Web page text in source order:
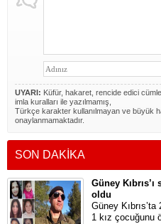
UYARI: Küfür, hakaret, rencide edici
imla kuralları ile yazılmamış,
Türkçe karakter kullanılmayan ve büyük
onaylanmamaktadır.
SON DAKİKA
Güney
oldu
Güney
1 kız çocuğunu